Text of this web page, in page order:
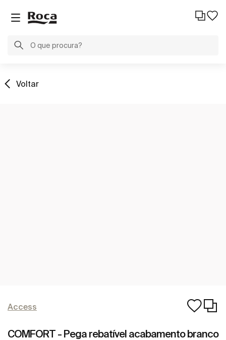
Voltar
Access
COMFORT - Pega rebatível acabamento branco